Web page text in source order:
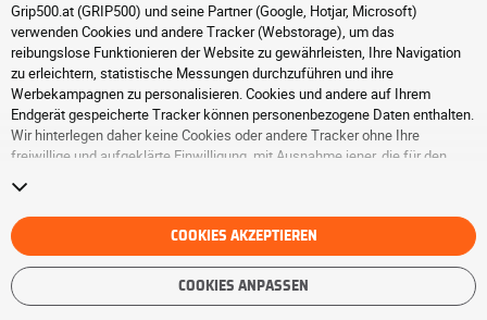
Grip500.at (GRIP500) und seine Partner (Google, Hotjar, Microsoft)
verwenden Cookies und andere Tracker (Webstorage), um das
reibungslose Funktionieren der Website zu gewährleisten, Ihre Navigation
zu erleichtern, statistische Messungen durchzuführen und ihre
Werbekampagnen zu personalisieren. Cookies und andere auf Ihrem
Endgerät gespeicherte Tracker können personenbezogene Daten enthalten.
Wir hinterlegen daher keine Cookies oder andere Tracker ohne Ihre
freiwillige und aufgeklärte Einwilligung, mit Ausnahme jener, die für den
einen Zeitraum von 6 Monaten. Sie können Ihre Einwilligung jederzeit
widerrufen, indem Sie die WebseiteCookies und andere Trackerbesuchen.
Sie haben die Möglichkeit, Ihre Navigation fortzusetzen, ohne die
Hinterlegung von Cookies oder anderen Trackern zu akzeptieren. Die
Ablehnung hat keinen Einfluss auf Ihren Zugriff zu den angebotenen
Dienstleistungen GRIP500. Weitere Informationen finden Sie auf der
COOKIES AKZEPTIEREN
COOKIES ANPASSEN